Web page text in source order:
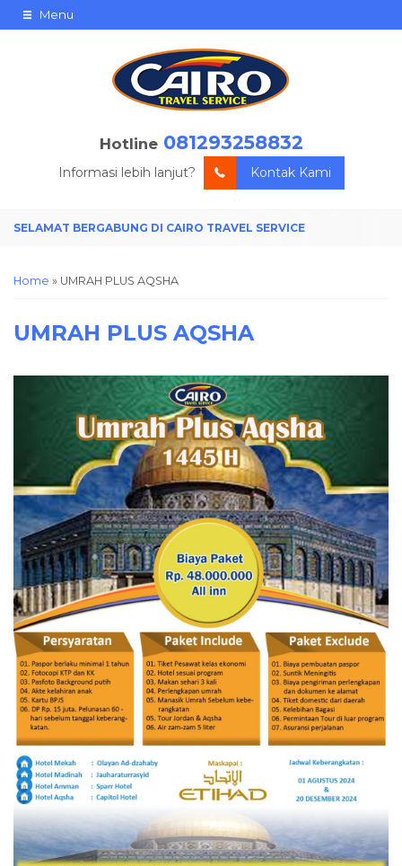
Menu
Hotline 081293258832
Informasi lebih lanjut? Kontak Kami
Home » UMRAH PLUS AQSHA
UMRAH PLUS AQSHA